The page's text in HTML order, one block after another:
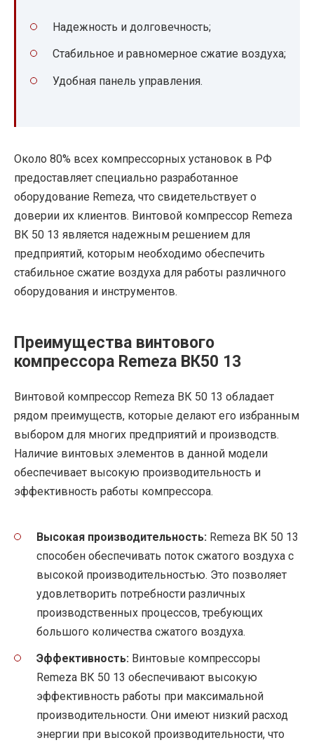
Надежность и долговечность;
Стабильное и равномерное сжатие воздуха;
Удобная панель управления.
Около 80% всех компрессорных установок в РФ
предоставляет специально разработанное
оборудование Remeza, что свидетельствует о
доверии их клиентов. Винтовой компрессор Remeza
ВК 50 13 является надежным решением для
предприятий, которым необходимо обеспечить
стабильное сжатие воздуха для работы различного
оборудования и инструментов.
Преимущества винтового
компрессора Remeza ВК50 13
Винтовой компрессор Remeza ВК 50 13 обладает
рядом преимуществ, которые делают его избранным
выбором для многих предприятий и производств.
Наличие винтовых элементов в данной модели
обеспечивает высокую производительность и
эффективность работы компрессора.
Высокая производительность: Remeza ВК 50 13
способен обеспечивать поток сжатого воздуха с
высокой производительностью. Это позволяет
удовлетворить потребности различных
производственных процессов, требующих
большого количества сжатого воздуха.
Эффективность: Винтовые компрессоры
Remeza ВК 50 13 обеспечивают высокую
эффективность работы при максимальной
производительности. Они имеют низкий расход
энергии при высокой производительности, что